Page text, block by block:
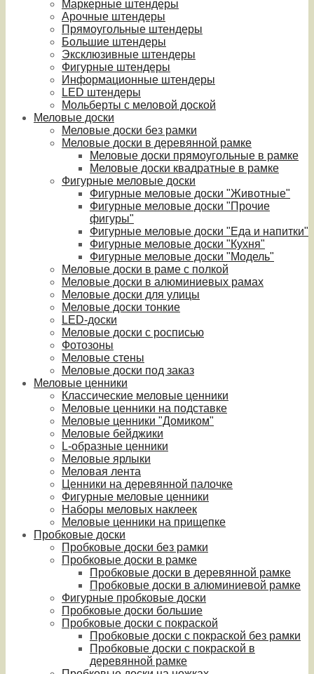
Маркерные штендеры
Арочные штендеры
Прямоугольные штендеры
Большие штендеры
Эксклюзивные штендеры
Фигурные штендеры
Информационные штендеры
LED штендеры
Мольберты с меловой доской
Меловые доски
Меловые доски без рамки
Меловые доски в деревянной рамке
Меловые доски прямоугольные в рамке
Меловые доски квадратные в рамке
Фигурные меловые доски
Фигурные меловые доски "Животные"
Фигурные меловые доски "Прочие
фигуры"
Фигурные меловые доски "Еда и напитки"
Фигурные меловые доски "Кухня"
Фигурные меловые доски "Модель"
Меловые доски в раме с полкой
Меловые доски в алюминиевых рамах
Меловые доски для улицы
Меловые доски тонкие
LED-доски
Меловые доски с росписью
Фотозоны
Меловые стены
Меловые доски под заказ
Меловые ценники
Классические меловые ценники
Меловые ценники на подставке
Меловые ценники "Домиком"
Меловые бейджики
L-образные ценники
Меловые ярлыки
Меловая лента
Ценники на деревянной палочке
Фигурные меловые ценники
Наборы меловых наклеек
Меловые ценники на прищепке
Пробковые доски
Пробковые доски без рамки
Пробковые доски в рамке
Пробковые доски в деревянной рамке
Пробковые доски в алюминиевой рамке
Фигурные пробковые доски
Пробковые доски большие
Пробковые доски с покраской
Пробковые доски с покраской без рамки
Пробковые доски с покраской в
деревянной рамке